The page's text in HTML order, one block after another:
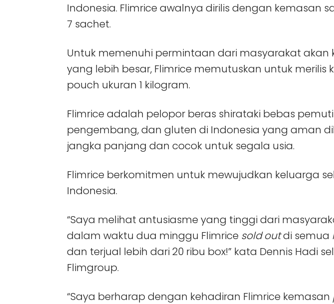
Indonesia. Flimrice awalnya dirilis dengan kemasan
7 sachet.
Untuk memenuhi permintaan dari masyarakat akan
yang lebih besar, Flimrice memutuskan untuk merilis
pouch ukuran 1 kilogram.
Flimrice adalah pelopor beras shirataki bebas
pengembang, dan gluten di Indonesia yang aman
jangka panjang dan cocok untuk segala usia.
Flimrice berkomitmen untuk mewujudkan keluarga
Indonesia.
“Saya melihat antusiasme yang tinggi dari
dalam waktu dua minggu Flimrice sold outdi semua
dan terjual lebih dari 20 ribu box!” kata Dennis Hadi
Flimgroup.
“Saya berharap dengan kehadiran Flimrice kemasan